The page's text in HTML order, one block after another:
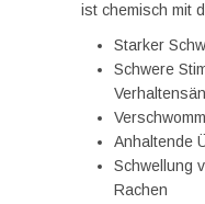
ist chemisch mit
Starker
Schwere
Anhaltende
Schwellung
Rachen